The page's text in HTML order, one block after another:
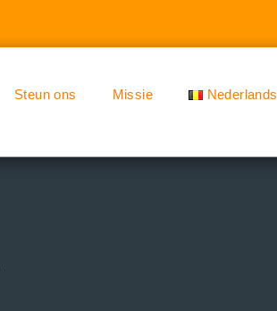
Steun ons Missie Nederlands